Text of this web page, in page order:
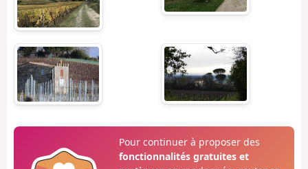
Pour continuer à proposer des
fonctionnalités gratuites et